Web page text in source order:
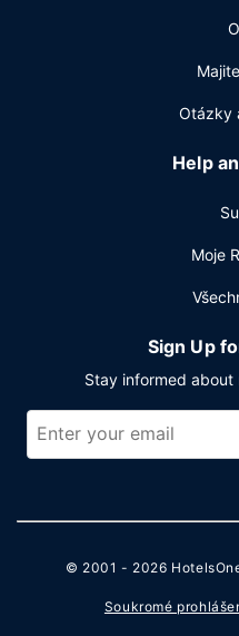
Otázky
Help
Moje
Sign Up
Stay informed
© 2001 - 2026
Soukromé